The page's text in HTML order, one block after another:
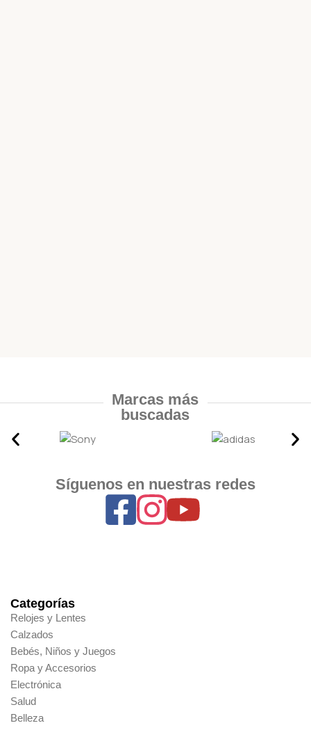
Marcas más
buscadas
Síguenos en nuestras redes
Categorías
Relojes y Lentes
Calzados
Bebés, Niños y Juegos
Ropa y Accesorios
Electrónica
Salud
Belleza